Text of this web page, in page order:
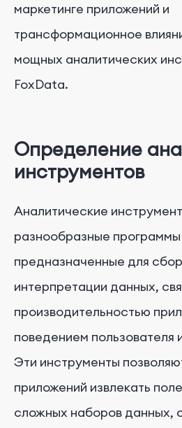
маркетинге приложений и
трансформационное
мощных аналитических
FoxData.
Определение
инструментов
Аналитические
разнообразные
предназначенные для
интерпретации данных,
производительностью
поведением пользователя
Эти инструменты
приложений извлекать
сложных наборов данных,